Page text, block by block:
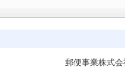
郵便事業株式